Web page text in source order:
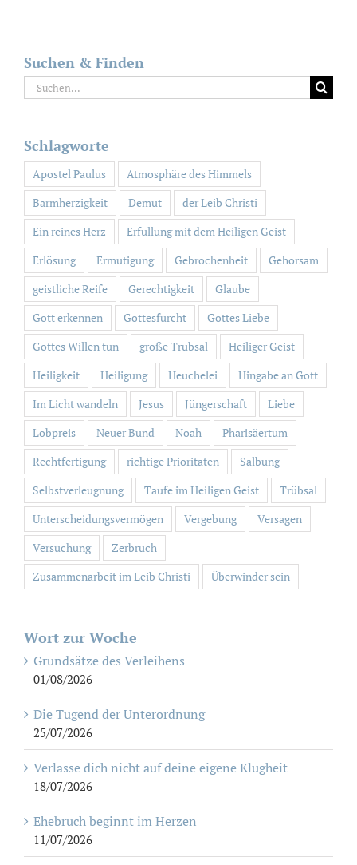
Suchen & Finden
Suche
nach:
Schlagworte
Apostel Paulus
Atmosphäre des Himmels
Barmherzigkeit
Demut
der Leib Christi
Ein reines Herz
Erfüllung mit dem Heiligen Geist
Erlösung
Ermutigung Gebrochenheit
Gehorsam
geistliche Reife
Gerechtigkeit
Glaube
Gott erkennen
Gottesfurcht
Gottes Liebe
Gottes Willen tun
große Trübsal
Heiliger Geist
Heiligkeit
Heiligung Heuchelei
Hingabe an Gott
Im Licht wandeln
Jesus Jüngerschaft
Liebe
Lobpreis
Neuer Bund Noah
Pharisäertum
Rechtfertigung
richtige Prioritäten
Salbung
Selbstverleugnung
Taufe im Heiligen Geist
Trübsal
Unterscheidungsvermögen
Vergebung
Versagen
Versuchung
Zerbruch
Zusammenarbeit im Leib Christi
Überwinder sein
Wort zur Woche
Grundsätze des Verleihens
01/08/2026
Die Tugend der Unterordnung
25/07/2026
Verlasse dich nicht auf deine eigene Klugheit
18/07/2026
Ehebruch beginnt im Herzen
11/07/2026